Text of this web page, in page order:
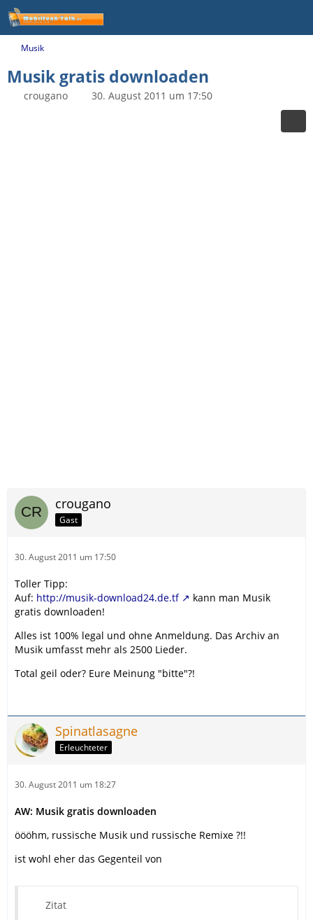
Musik
Musik gratis downloaden
crougano 30. August 2011 um 17:50
crougano
Gast
30. August 2011 um 17:50
Toller Tipp:
Auf: http://musik-download24.de.tf
kann man Musik
gratis downloaden!
Alles ist 100% legal und ohne Anmeldung. Das Archiv an
Musik umfasst mehr als 2500 Lieder.
Total geil oder? Eure Meinung "bitte"?!
Spinatlasagne
Erleuchteter
30. August 2011 um 18:27
AW: Musik gratis downloaden
öööhm, russische Musik und russische Remixe ?!!
ist wohl eher das Gegenteil von
Zitat